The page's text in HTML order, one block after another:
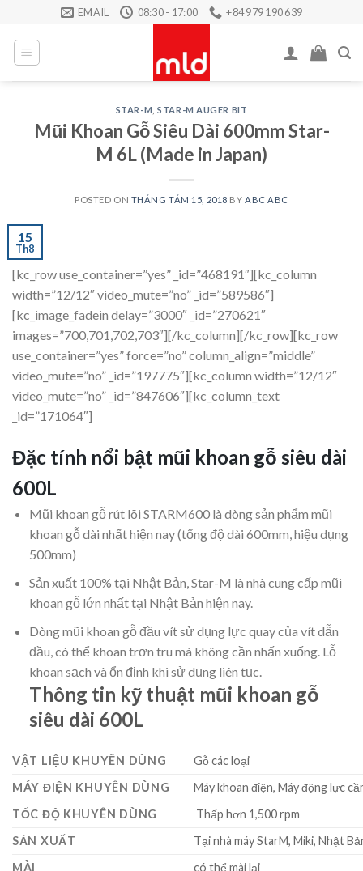
content
EMAIL 08:30 - 17:00 +84 979 190 639
STAR-M ,STAR-M AUGER BIT
Mũi Khoan Gỗ Siêu Dài 600mm Star-
M 6L (Made in Japan)
POSTED ON THÁNG TÁM 15, 2018 BY ABC ABC
15
Th8
[kc_row use_container=”yes” _id=”468191″][kc_column
width=”12/12″ video_mute=”no” _id=”589586″]
[kc_image_fadein delay=”3000″ _id=”270621″
images=”700,701,702,703″][/kc_column][/kc_row][kc_row
use_container=”yes” force=”no” column_align=”middle”
video_mute=”no” _id=”197775″][kc_column width=”12/12″
video_mute=”no” _id=”847606″][kc_column_text
_id=”171064″]
Đặc tính nổi bật mũi khoan gỗ siêu dài
600L
Mũi khoan gỗ rút lõi STARM600 là dòng sản phẩm mũi
khoan gỗ dài nhất hiện nay (tổng độ dài 600mm, hiệu dụng
500mm)
Sản xuất 100% tại Nhật Bản, Star-M là nhà cung cấp mũi
khoan gỗ lớn nhất tại Nhật Bản hiện nay.
Dòng mũi khoan gỗ đầu vít sử dụng lực quay của vít dẫn
đầu, có thể khoan trơn tru mà không cần nhấn xuống. Lỗ
khoan sạch và ổn định khi sử dụng liên tục.
Thông tin kỹ thuật mũi khoan gỗ
siêu dài 600L
VẬT LIỆU KHUYÊN DÙNG
Gỗ các loại
MÁY ĐIỆN KHUYÊN DÙNG
Máy khoan điện, Máy động lực
TỐC ĐỘ KHUYÊN DÙNG
Thấp hơn 1,500 rpm
SẢN XUẤT
Tại nhà máy StarM, Miki, Nhật
MÀI
có thể mài lại